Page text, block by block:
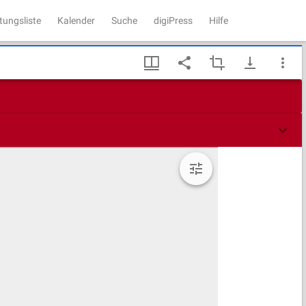
Kalender Suche digiPress Hilfe